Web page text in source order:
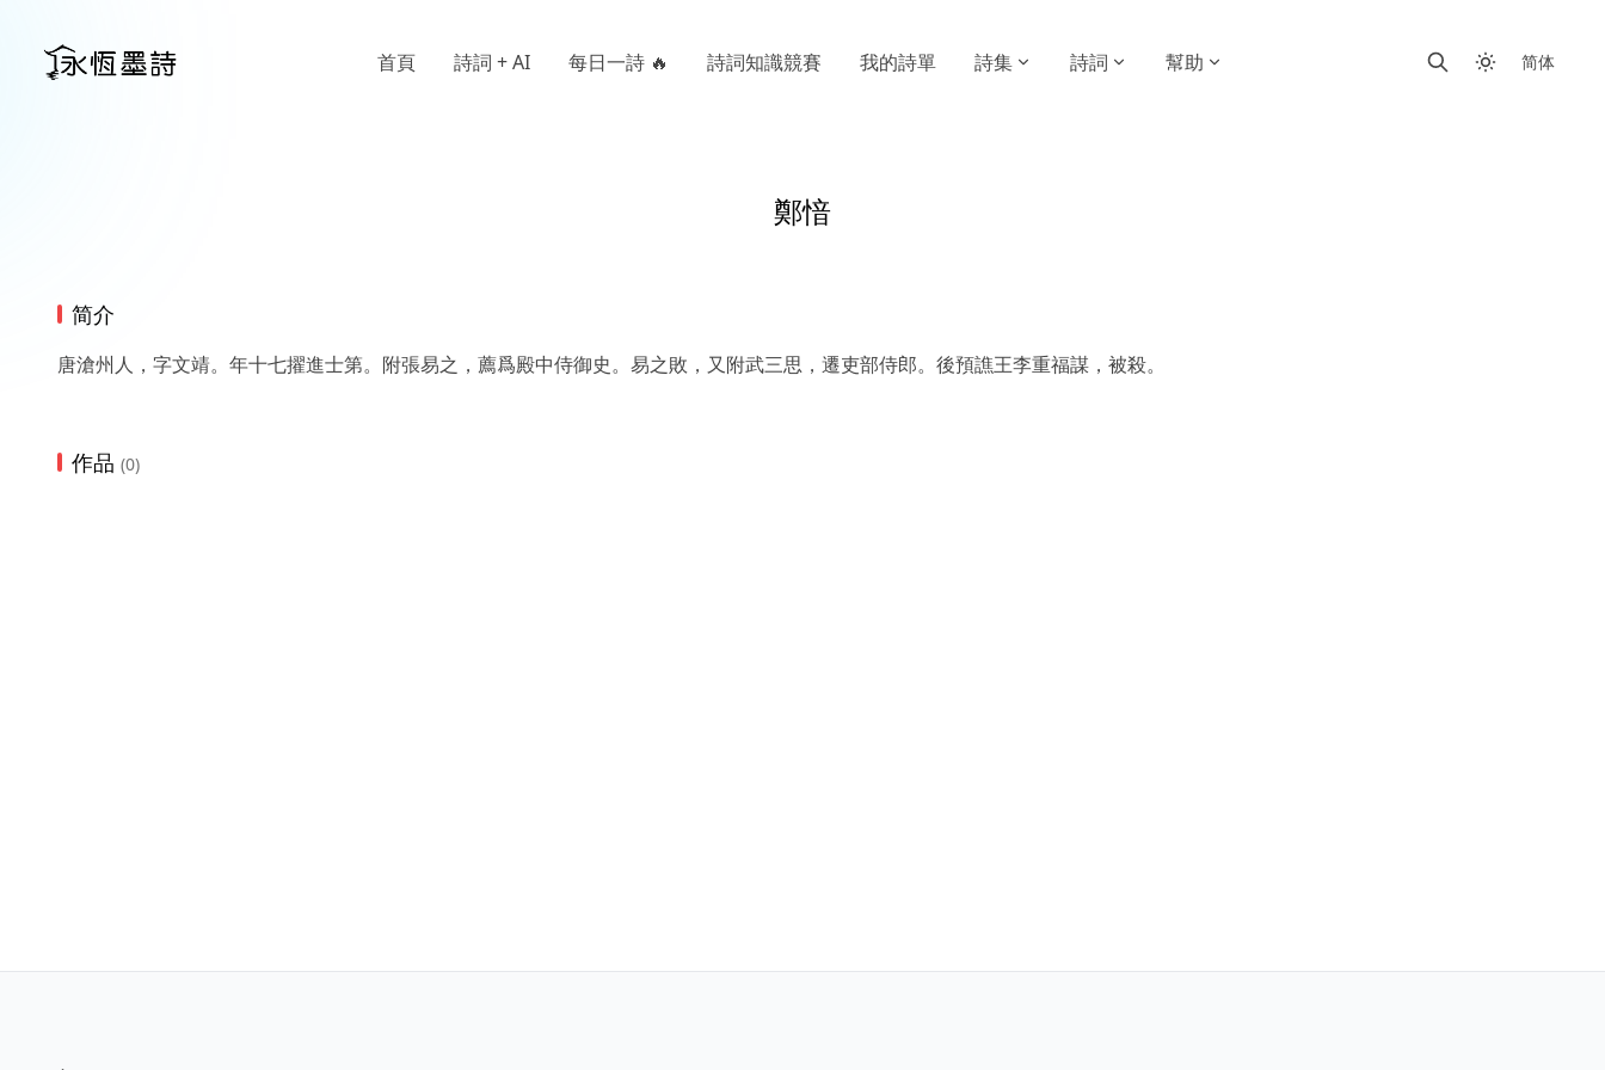
首頁 詩詞 + AI 每日一詩 🔥 詩詞知識競賽 我的詩單 詩集 詩詞 幫助 简体
鄭愔
简介
唐滄州人，字文靖。年十七擢進士第。附張易之，薦爲殿中侍御史。易之敗，又附武三思，遷吏部侍郎。後預譙王李重福謀，被殺。
作品 (0)